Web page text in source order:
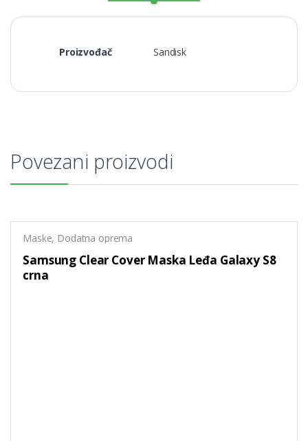
Proizvođač Sandisk
Povezani proizvodi
Maske, Dodatna oprema
Samsung Clear Cover Maska Leđa Galaxy S8
crna